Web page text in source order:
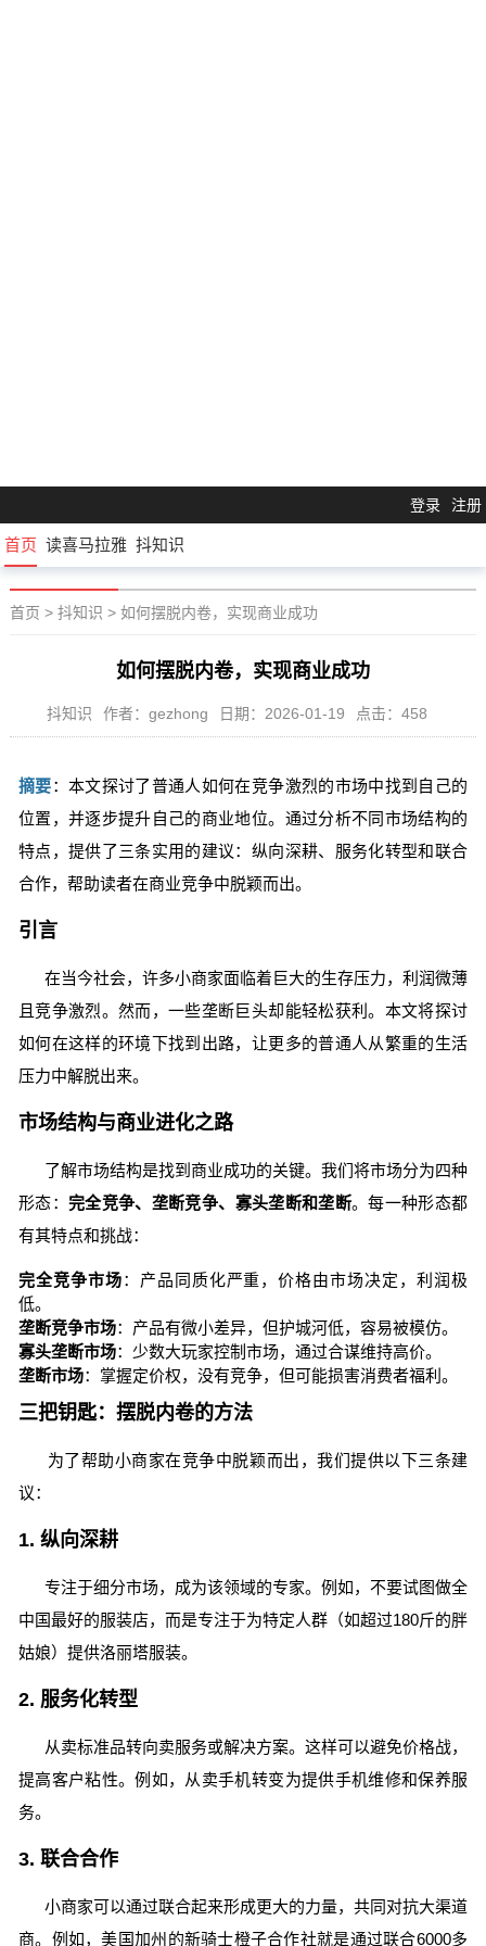
登录 注册
首页 读喜马拉雅 抖知识
首页 > 抖知识 > 如何摆脱内卷，实现商业成功
如何摆脱内卷，实现商业成功
抖知识 作者：gezhong 日期：2026-01-19 点击：458
摘要：本文探讨了普通人如何在竞争激烈的市场中找到自己的
位置，并逐步提升自己的商业地位。通过分析不同市场结构的
特点，提供了三条实用的建议：纵向深耕、服务化转型和联合
合作，帮助读者在商业竞争中脱颖而出。
引言
在当今社会，许多小商家面临着巨大的生存压力，利润微薄
且竞争激烈。然而，一些垄断巨头却能轻松获利。本文将探讨
如何在这样的环境下找到出路，让更多的普通人从繁重的生活
压力中解脱出来。
市场结构与商业进化之路
了解市场结构是找到商业成功的关键。我们将市场分为四种
形态：完全竞争、垄断竞争、寡头垄断和垄断。每一种形态都
有其特点和挑战：
完全竞争市场：产品同质化严重，价格由市场决定，利润极
低。
垄断竞争市场：产品有微小差异，但护城河低，容易被模仿。
寡头垄断市场：少数大玩家控制市场，通过合谋维持高价。
垄断市场：掌握定价权，没有竞争，但可能损害消费者福利。
三把钥匙：摆脱内卷的方法
为了帮助小商家在竞争中脱颖而出，我们提供以下三条建
议：
1. 纵向深耕
专注于细分市场，成为该领域的专家。例如，不要试图做全
中国最好的服装店，而是专注于为特定人群（如超过180斤的胖
姑娘）提供洛丽塔服装。
2. 服务化转型
从卖标准品转向卖服务或解决方案。这样可以避免价格战，
提高客户粘性。例如，从卖手机转变为提供手机维修和保养服
务。
3. 联合合作
小商家可以通过联合起来形成更大的力量，共同对抗大渠道
商。例如，美国加州的新骑士橙子合作社就是通过联合6000多